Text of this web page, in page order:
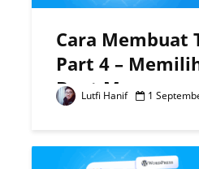
Cara Membuat
Part 4 –
Buat Menu
Lutfi Hanif 1